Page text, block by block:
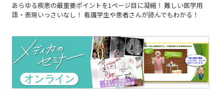
あらゆる疾患の最重要ポイントを1ページ目に凝縮！ 難しい医学用
語・表現いっさいなし！ 看護学生や患者さんが読んでもわかる！